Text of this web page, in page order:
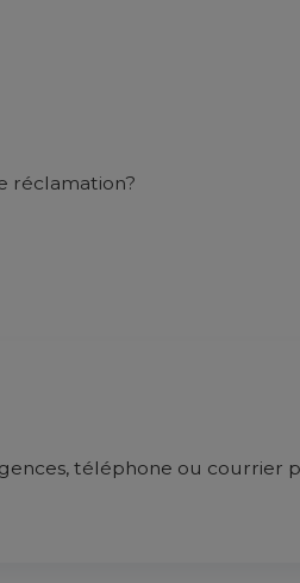
réclamation?
téléphone ou courrier